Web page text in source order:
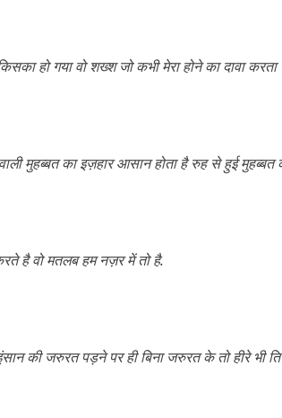
हो गया वो शख्श जो कभी मेरा होने का दावा करता
मुहब्बत का इज़हार आसान होता है रुह से हुई मुहब्बत
है वो मतलब हम नज़र में तो है.
की जरुरत पड़ने पर ही बिना जरुरत के तो हीरे भी